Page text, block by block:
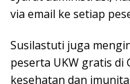
via email ke setiap
Susilastuti juga
peserta UKW gratis
kesehatan dan